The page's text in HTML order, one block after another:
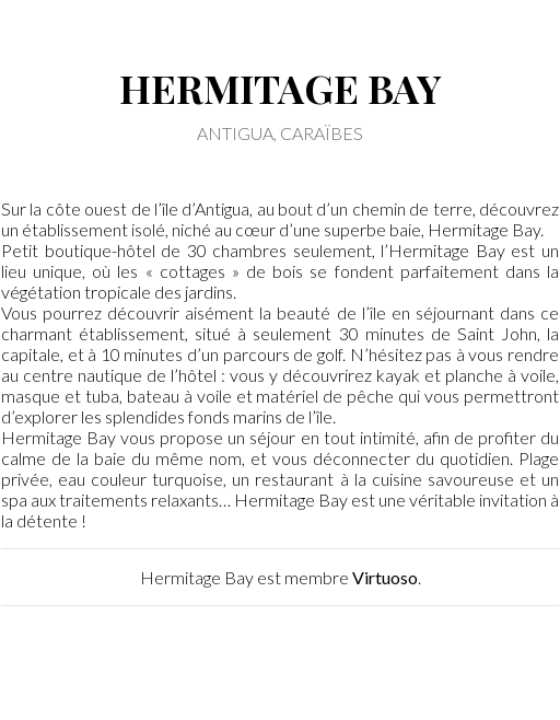
HERMITAGE BAY
ANTIGUA, CARAÏBES
Sur la côte ouest de l’île d’Antigua, au bout d’un chemin de terre, découvrez
un établissement isolé, niché au cœur d’une superbe baie, Hermitage Bay.
Petit boutique-hôtel de 30 chambres seulement, l’Hermitage Bay est un
lieu unique, où les « cottages » de bois se fondent parfaitement dans la
végétation tropicale des jardins.
Vous pourrez découvrir aisément la beauté de l’île en séjournant dans ce
charmant établissement, situé à seulement 30 minutes de Saint John, la
capitale, et à 10 minutes d’un parcours de golf. N’hésitez pas à vous rendre
au centre nautique de l’hôtel : vous y découvrirez kayak et planche à voile,
masque et tuba, bateau à voile et matériel de pêche qui vous permettront
d’explorer les splendides fonds marins de l’île.
Hermitage Bay vous propose un séjour en tout intimité, afin de profiter du
calme de la baie du même nom, et vous déconnecter du quotidien. Plage
privée, eau couleur turquoise, un restaurant à la cuisine savoureuse et un
spa aux traitements relaxants… Hermitage Bay est une véritable invitation à
la détente !
Hermitage Bay est membre Virtuoso.